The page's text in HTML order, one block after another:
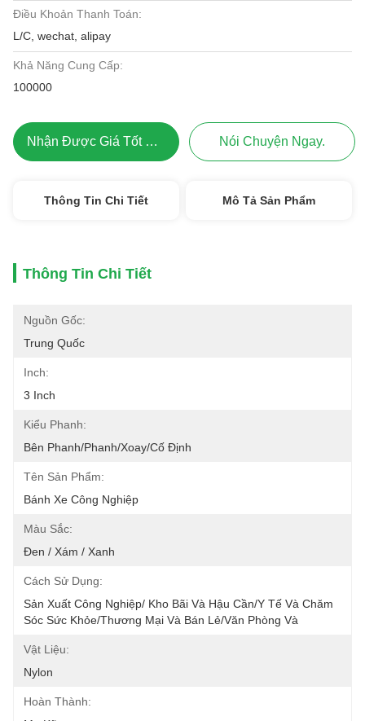
Điều Khoản Thanh Toán:
L/C, wechat, alipay
Khả Năng Cung Cấp:
100000
Nhận Được Giá Tốt Nhất Nói Chuyện Ngay.
Thông Tin Chi Tiết Mô Tả Sản Phẩm
Thông Tin Chi Tiết
Nguồn Gốc:
Trung Quốc
Inch:
3 Inch
Kiểu Phanh:
Bên Phanh/phanh/xoay/cố Định
Tên Sản Phẩm:
Bánh Xe Công Nghiệp
Màu Sắc:
Đen / Xám / Xanh
Cách Sử Dụng:
Sản Xuất Công Nghiệp/ Kho Bãi Và Hậu Cần/Y Tế Và Chăm
Sóc Sức Khỏe/Thương Mại Và Bán Lẻ/Văn Phòng Và
Vật Liệu:
Nylon
Hoàn Thành: